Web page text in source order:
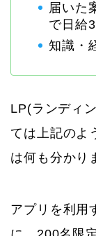
届いた
で日給
知識・
LP(ランディ
ては上記のよ
は何も分かり
アプリを利用